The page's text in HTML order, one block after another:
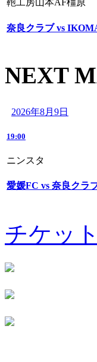
鞄工房山本AF橿原
奈良クラブ vs
NEXT
2026年8月9日
19:00
ニンスタ
愛媛FC vs 奈良クラ
チケッ